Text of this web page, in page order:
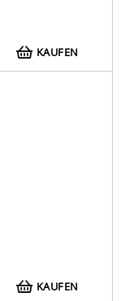
KAUFEN
KAUFEN